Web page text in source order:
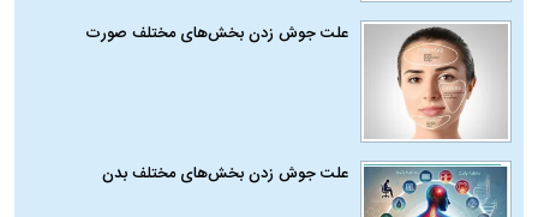
علت جوش زدن بخش‌های مختلف صورت
علت جوش زدن بخش‌های مختلف بدن